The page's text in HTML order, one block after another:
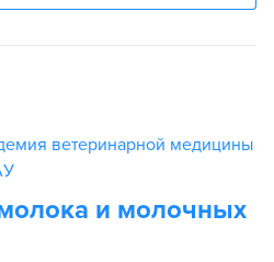
ветеринарной медицины
и молочных